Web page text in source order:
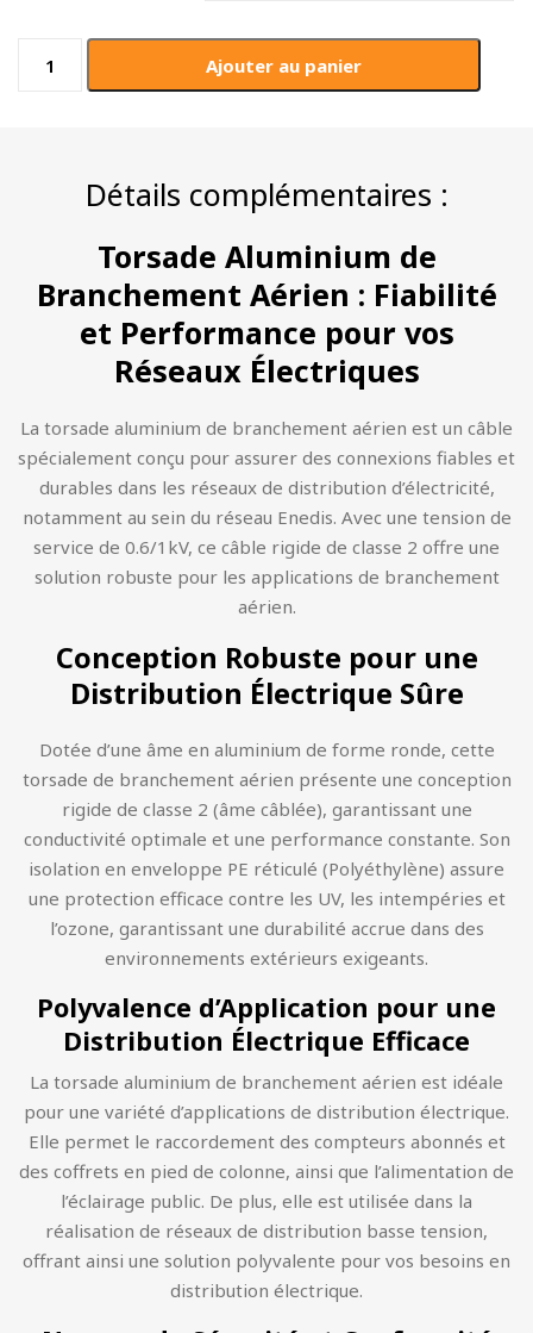
Ajouter au panier
Détails complémentaires :
Torsade Aluminium de
Branchement Aérien : Fiabilité
et Performance pour vos
Réseaux Électriques
La torsade aluminium de branchement aérien est un câble
spécialement conçu pour assurer des connexions fiables et
durables dans les réseaux de distribution d’électricité,
notamment au sein du réseau Enedis. Avec une tension de
service de 0.6/1kV, ce câble rigide de classe 2 offre une
solution robuste pour les applications de branchement
aérien.
Conception Robuste pour une
Distribution Électrique Sûre
Dotée d’une âme en aluminium de forme ronde, cette
torsade de branchement aérien présente une conception
rigide de classe 2 (âme câblée), garantissant une
conductivité optimale et une performance constante. Son
isolation en enveloppe PE réticulé (Polyéthylène) assure
une protection efficace contre les UV, les intempéries et
l’ozone, garantissant une durabilité accrue dans des
environnements extérieurs exigeants.
Polyvalence d’Application pour une
Distribution Électrique Efficace
La torsade aluminium de branchement aérien est idéale
pour une variété d’applications de distribution électrique.
Elle permet le raccordement des compteurs abonnés et
des coffrets en pied de colonne, ainsi que l’alimentation de
l’éclairage public. De plus, elle est utilisée dans la
réalisation de réseaux de distribution basse tension,
offrant ainsi une solution polyvalente pour vos besoins en
distribution électrique.